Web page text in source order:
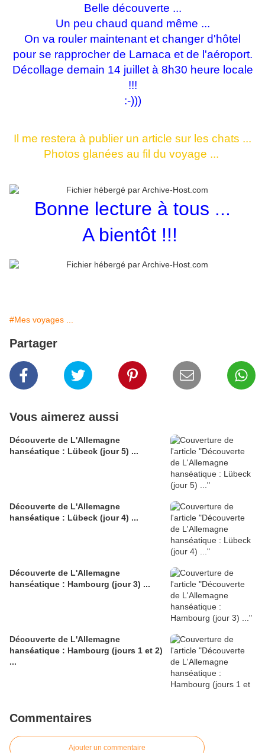
Belle découverte ...
Un peu chaud quand même ...
On va rouler maintenant et changer d'hôtel
pour se rapprocher de Larnaca et de l'aéroport.
Décollage demain 14 juillet à 8h30 heure locale
!!!
:-)))
Il me restera à publier un article sur les chats ...
Photos glanées au fil du voyage ...
Bonne lecture à tous ...
A bientôt !!!
#Mes voyages ...
Partager
Vous aimerez aussi
Découverte de L'Allemagne
hanséatique : Lübeck (jour 5) ...
Découverte de L'Allemagne
hanséatique : Lübeck (jour 4) ...
Découverte de L'Allemagne
hanséatique : Hambourg (jour 3) ...
Découverte de L'Allemagne
hanséatique : Hambourg (jours 1 et 2)
...
Commentaires
Ajouter un commentaire